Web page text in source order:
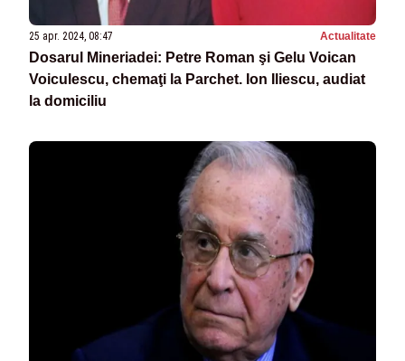
25 apr. 2024, 08:47 Actualitate
Dosarul Mineriadei: Petre Roman şi Gelu Voican
Voiculescu, chemaţi la Parchet. Ion Iliescu, audiat
la domiciliu